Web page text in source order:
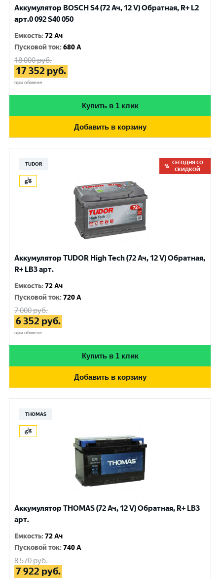
Аккумулятор BOSCH S4 (72 Ач, 12 V) Обратная, R+ L2
арт.0 092 S40 050
Емкость:72 Ач
Пусковой ток:680 A
18 000руб.
17 352 руб.
при обмене
Купить в 1 клик
Добавить в корзину
TUDOR
СЕГОДНЯ СО
СКИДКОЙ
Аккумулятор TUDOR High Tech (72 Ач, 12 V) Обратная,
R+ LB3 арт.
Емкость:72 Ач
Пусковой ток:720 A
7 000руб.
6 352 руб.
при обмене
Купить в 1 клик
Добавить в корзину
THOMAS
Аккумулятор THOMAS (72 Ач, 12 V) Обратная, R+ LB3
арт.
Емкость:72 Ач
Пусковой ток:740 A
8 570руб.
7 922 руб.